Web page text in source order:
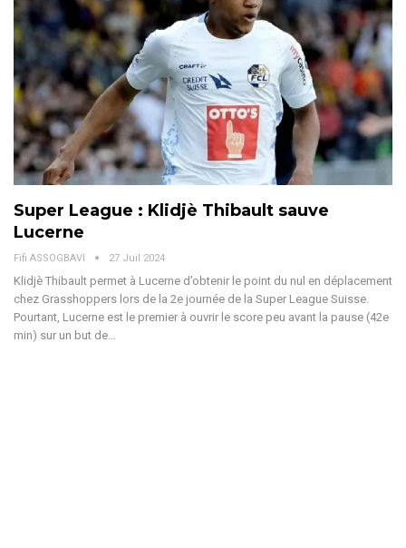
Super League : Klidjè Thibault sauve
Lucerne
Fifi ASSOGBAVI 27 Juil 2024
Klidjè Thibault permet à Lucerne d’obtenir le point du nul en déplacement
chez Grasshoppers lors de la 2e journée de la Super League Suisse.
Pourtant, Lucerne est le premier à ouvrir le score peu avant la pause (42e
min) sur un but de